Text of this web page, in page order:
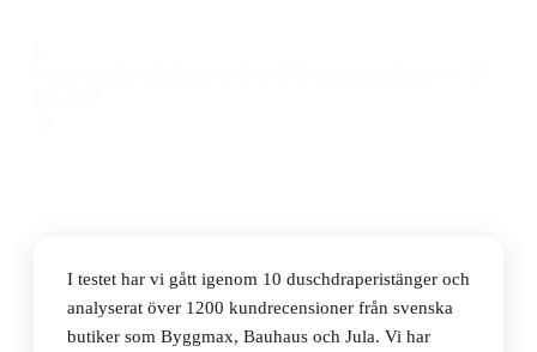
I testet har vi gått igenom 10 duschdraperistänger och
analyserat över 1200 kundrecensioner från svenska
butiker som Byggmax, Bauhaus och Jula. Vi har